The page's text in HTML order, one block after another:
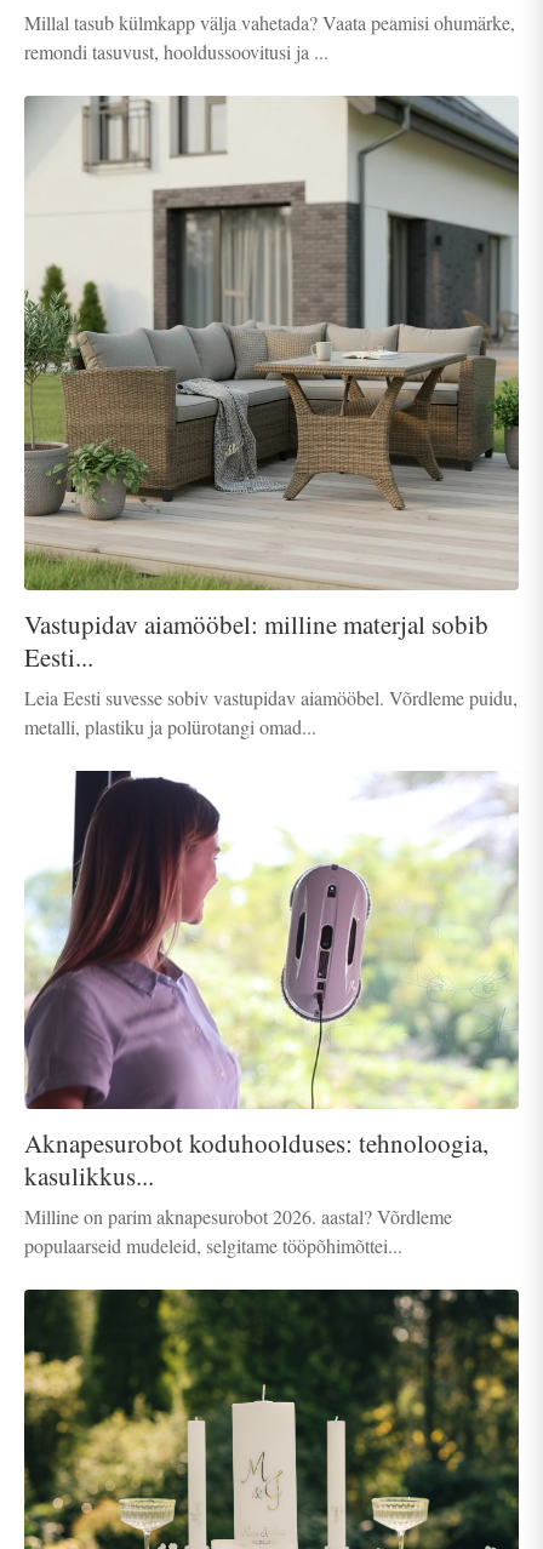
Millal tasub külmkapp välja vahetada? Vaata peamisi ohumärke,
remondi tasuvust, hooldussoovitusi ja ...
Vastupidav aiamööbel: milline materjal sobib
Eesti...
Leia Eesti suvesse sobiv vastupidav aiamööbel. Võrdleme puidu,
metalli, plastiku ja polürotangi omad...
Aknapesurobot koduhoolduses: tehnoloogia,
kasulikkus...
Milline on parim aknapesurobot 2026. aastal? Võrdleme
populaarseid mudeleid, selgitame tööpõhimõttei...